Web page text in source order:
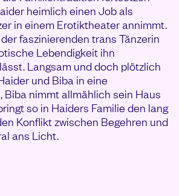
heimlich einen Job als
in einem Erotiktheater annimmt.
faszinierenden trans Tänzerin
Lebendigkeit ihn
Langsam und doch plötzlich
und Biba in eine
Biba nimmt allmählich sein Haus
so in Haiders Familie den lang
Konflikt zwischen Begehren und
ans Licht.